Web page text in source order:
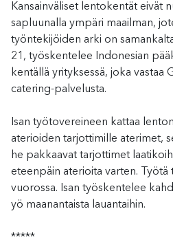
Kansainväliset l entokentät eivät
sapluunalla ympäri maailman,
työntekijöiden arki on
21, työskentelee Indonesian
kentällä yrityksessä, joka vastaa
catering-palvelusta.
Isan työtovereineen kattaa
aterioiden tarjottimille aterimet,
he pakkaavat tarjottimet
eteenpäin aterioita varten.
vuorossa. Isan työskentelee
yö maanantaista lauantaihin.
*****